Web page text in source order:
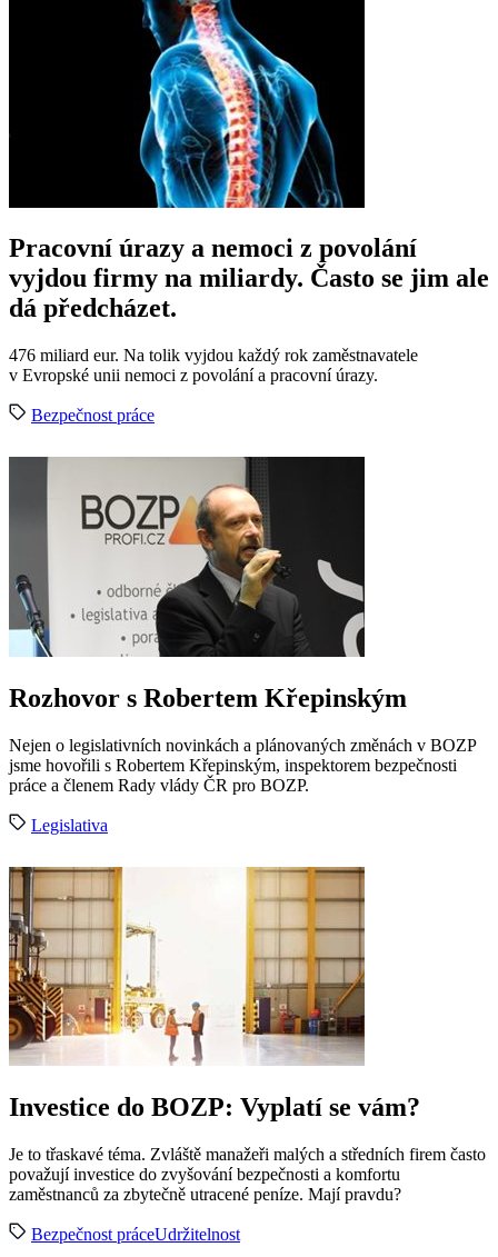
Pracovní úrazy a nemoci z povolání
vyjdou firmy na miliardy. Často se jim ale
dá předcházet.
476 miliard eur. Na tolik vyjdou každý rok zaměstnavatele
v Evropské unii nemoci z povolání a pracovní úrazy.
Bezpečnost práce
Rozhovor s Robertem Křepinským
Nejen o legislativních novinkách a plánovaných změnách v BOZP
jsme hovořili s Robertem Křepinským, inspektorem bezpečnosti
práce a členem Rady vlády ČR pro BOZP.
Legislativa
Investice do BOZP: Vyplatí se vám?
Je to třaskavé téma. Zvláště manažeři malých a středních firem často
považují investice do zvyšování bezpečnosti a komfortu
zaměstnanců za zbytečně utracené peníze. Mají pravdu?
Bezpečnost práceUdržitelnost